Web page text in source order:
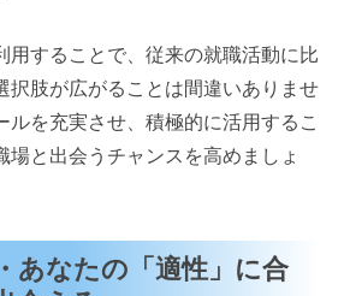
用することで、従来の就職活動に比
択肢が広がることは間違いありませ
ルを充実させ、積極的に活用するこ
場と出会うチャンスを高めましょ
あなたの「適性」に合